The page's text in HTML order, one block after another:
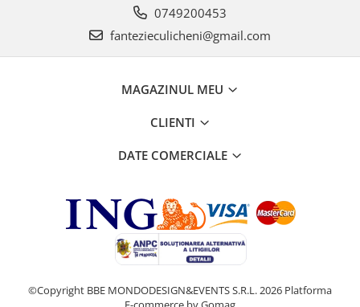
0749200453
fantezieculicheni@gmail.com
MAGAZINUL MEU
CLIENTI
DATE COMERCIALE
©Copyright BBE MONDODESIGN&EVENTS S.R.L. 2026 Platforma